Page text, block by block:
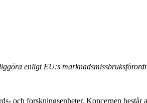
enligt EU:s
och forskningsenheter. Koncernen